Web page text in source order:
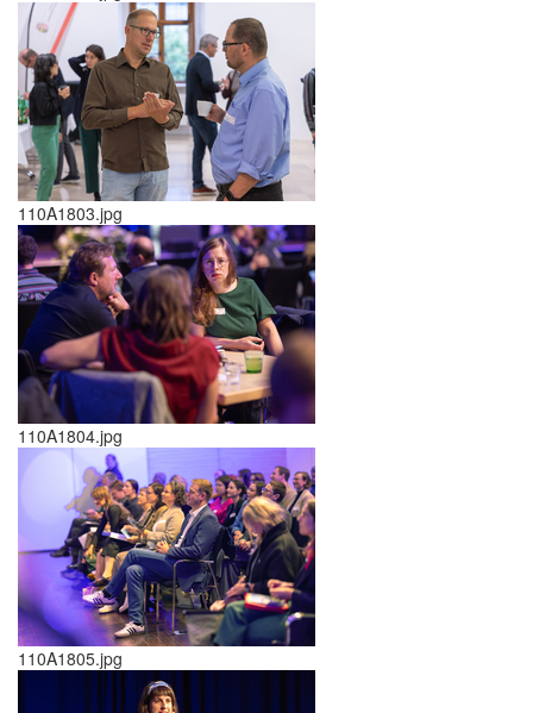
110A1803.jpg
110A1804.jpg
110A1805.jpg